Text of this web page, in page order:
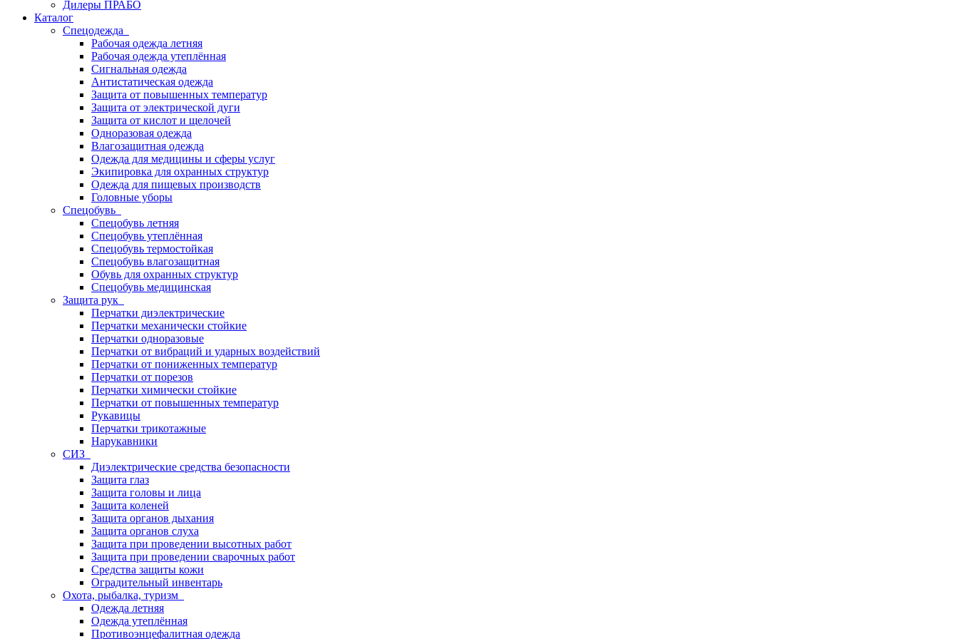
Дилеры ПРАБО
Каталог
Спецодежда
Рабочая одежда летняя
Рабочая одежда утеплённая
Сигнальная одежда
Антистатическая одежда
Защита от повышенных температур
Защита от электрической дуги
Защита от кислот и щелочей
Одноразовая одежда
Влагозащитная одежда
Одежда для медицины и сферы услуг
Экипировка для охранных структур
Одежда для пищевых производств
Головные уборы
Спецобувь
Спецобувь летняя
Спецобувь утеплённая
Спецобувь термостойкая
Спецобувь влагозащитная
Обувь для охранных структур
Спецобувь медицинская
Защита рук
Перчатки диэлектрические
Перчатки механически стойкие
Перчатки одноразовые
Перчатки от вибраций и ударных воздействий
Перчатки от пониженных температур
Перчатки от порезов
Перчатки химически стойкие
Перчатки от повышенных температур
Рукавицы
Перчатки трикотажные
Нарукавники
СИЗ
Диэлектрические средства безопасности
Защита глаз
Защита головы и лица
Защита коленей
Защита органов дыхания
Защита органов слуха
Защита при проведении высотных работ
Защита при проведении сварочных работ
Средства защиты кожи
Оградительный инвентарь
Охота, рыбалка, туризм
Одежда летняя
Одежда утеплённая
Противоэнцефалитная одежда